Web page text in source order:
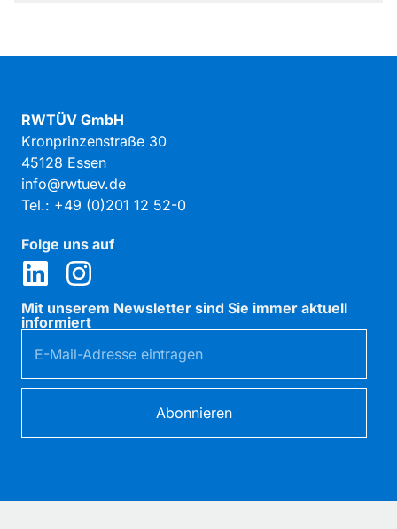
Lye Lane, Bricket Wood, AL2 3TA St Albans,
Großbritannien
Zum Partner
Standort Düsseldorf
Düsseldorf
Zum Partner
STP Sachverständigen GmbH — Koblenz
Zum Partner
Twentyfour GmbH — Köln
RWTÜV GmbH
Kronprinzenstraße 30
45128 Essen
info@rwtuev.de
Tel.: +49 (0)201 12 52-0
Folge uns auf
Mit unserem Newsletter sind Sie immer aktuell
informiert
Abonnieren